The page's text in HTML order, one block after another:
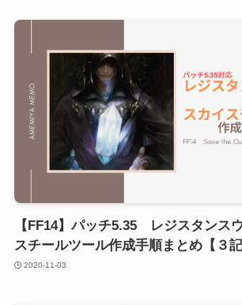
【FF14】パッチ5.35 レジスタンス
スチールツール作成手順まとめ【３記
2020-11-03